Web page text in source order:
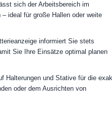
sich der Arbeitsbereich im
ideal für große Hallen oder weite
informiert Sie stets
Sie Ihre Einsätze optimal planen
Halterungen und Stative für die
oder dem Ausrichten von